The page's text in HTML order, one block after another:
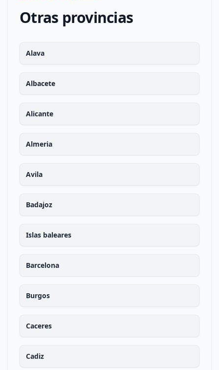
Otras provincias
Alava
Albacete
Alicante
Almeria
Avila
Badajoz
Islas baleares
Barcelona
Burgos
Caceres
Cadiz